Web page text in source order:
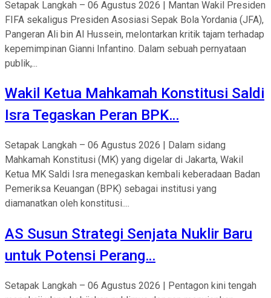
Setapak Langkah – 06 Agustus 2026 | Mantan Wakil Presiden
FIFA sekaligus Presiden Asosiasi Sepak Bola Yordania (JFA),
Pangeran Ali bin Al Hussein, melontarkan kritik tajam terhadap
kepemimpinan Gianni Infantino. Dalam sebuah pernyataan
publik,...
Wakil Ketua Mahkamah Konstitusi Saldi
Isra Tegaskan Peran BPK…
Setapak Langkah – 06 Agustus 2026 | Dalam sidang
Mahkamah Konstitusi (MK) yang digelar di Jakarta, Wakil
Ketua MK Saldi Isra menegaskan kembali keberadaan Badan
Pemeriksa Keuangan (BPK) sebagai institusi yang
diamanatkan oleh konstitusi....
AS Susun Strategi Senjata Nuklir Baru
untuk Potensi Perang…
Setapak Langkah – 06 Agustus 2026 | Pentagon kini tengah